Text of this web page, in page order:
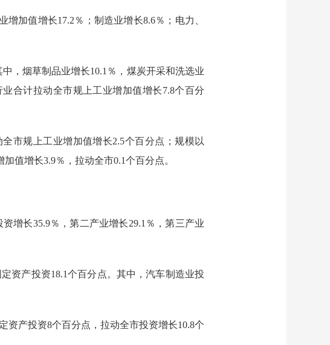
增加值增长17.2％；制造业增长8.6％；电力、
，烟草制品业增长10.1％，煤炭开采和洗选业
合计拉动全市规上工业增加值增长7.8个百分
全市规上工业增加值增长2.5个百分点；规模以
值增长3.9％，拉动全市0.1个百分点。
资增长35.9％，第二产业增长29.1％，第三产业
资产投资18.1个百分点。其中，汽车制造业投
资产投资8个百分点，拉动全市投资增长10.8个